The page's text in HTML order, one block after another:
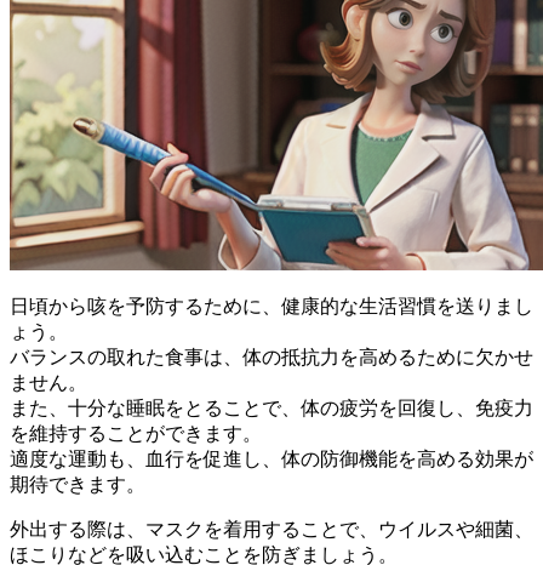
日頃から咳を予防するために、健康的な生活習慣を送りまし
ょう。
バランスの取れた食事は、体の抵抗力を高めるために欠かせ
ません。
また、十分な睡眠をとることで、体の疲労を回復し、免疫力
を維持することができます。
適度な運動も、血行を促進し、体の防御機能を高める効果が
期待できます。
外出する際は、マスクを着用することで、ウイルスや細菌、
ほこりなどを吸い込むことを防ぎましょう。